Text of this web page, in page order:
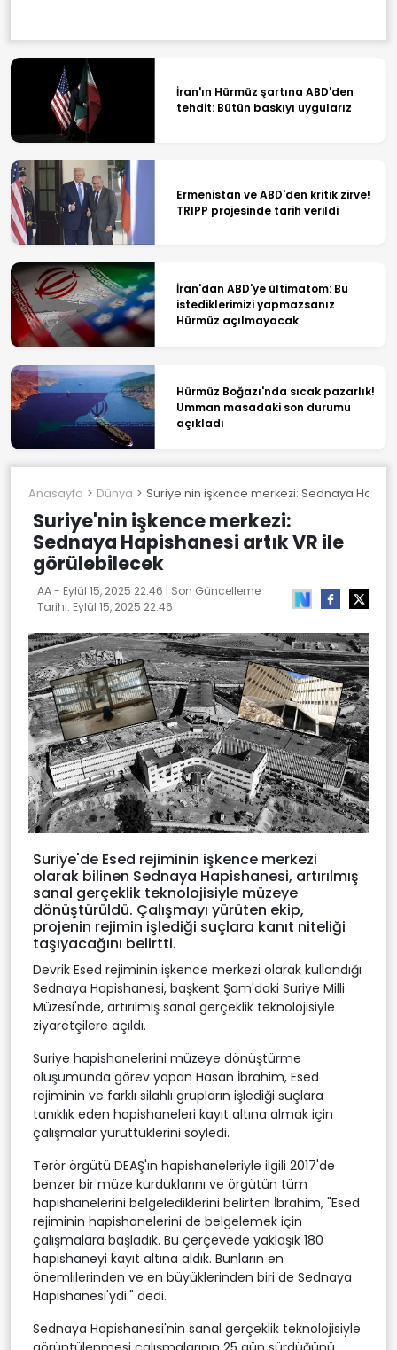
İran'ın Hürmüz şartına ABD'den
tehdit: Bütün baskıyı uygularız
Ermenistan ve ABD'den kritik zirve!
TRIPP projesinde tarih verildi
İran'dan ABD'ye ültimatom: Bu
istediklerimizi yapmazsanız
Hürmüz açılmayacak
Hürmüz Boğazı'nda sıcak pazarlık!
Umman masadaki son durumu
açıkladı
Anasayfa Dünya Suriye'nin işkence merkezi: Sednaya
Suriye'nin işkence merkezi:
Sednaya Hapishanesi artık VR ile
görülebilecek
AA - Eylül 15, 2025 22:46 | Son Güncelleme
Tarihi: Eylül 15, 2025 22:46
Suriye'de Esed rejiminin işkence merkezi
olarak bilinen Sednaya Hapishanesi, artırılmış
sanal gerçeklik teknolojisiyle müzeye
dönüştürüldü. Çalışmayı yürüten ekip,
projenin rejimin işlediği suçlara kanıt niteliği
taşıyacağını belirtti.
Devrik Esed rejiminin işkence merkezi olarak kullandığı
Sednaya Hapishanesi, başkent Şam'daki Suriye Milli
Müzesi'nde, artırılmış sanal gerçeklik teknolojisiyle
ziyaretçilere açıldı.
Suriye hapishanelerini müzeye dönüştürme
oluşumunda görev yapan Hasan İbrahim, Esed
rejiminin ve farklı silahlı grupların işlediği suçlara
tanıklık eden hapishaneleri kayıt altına almak için
çalışmalar yürüttüklerini söyledi.
Terör örgütü DEAŞ'ın hapishaneleriyle ilgili 2017'de
benzer bir müze kurduklarını ve örgütün tüm
hapishanelerini belgelediklerini belirten İbrahim, "Esed
rejiminin hapishanelerini de belgelemek için
çalışmalara başladık. Bu çerçevede yaklaşık 180
hapishaneyi kayıt altına aldık. Bunların en
önemlilerinden ve en büyüklerinden biri de Sednaya
Hapishanesi'ydi." dedi.
Sednaya Hapishanesi'nin sanal gerçeklik teknolojisiyle